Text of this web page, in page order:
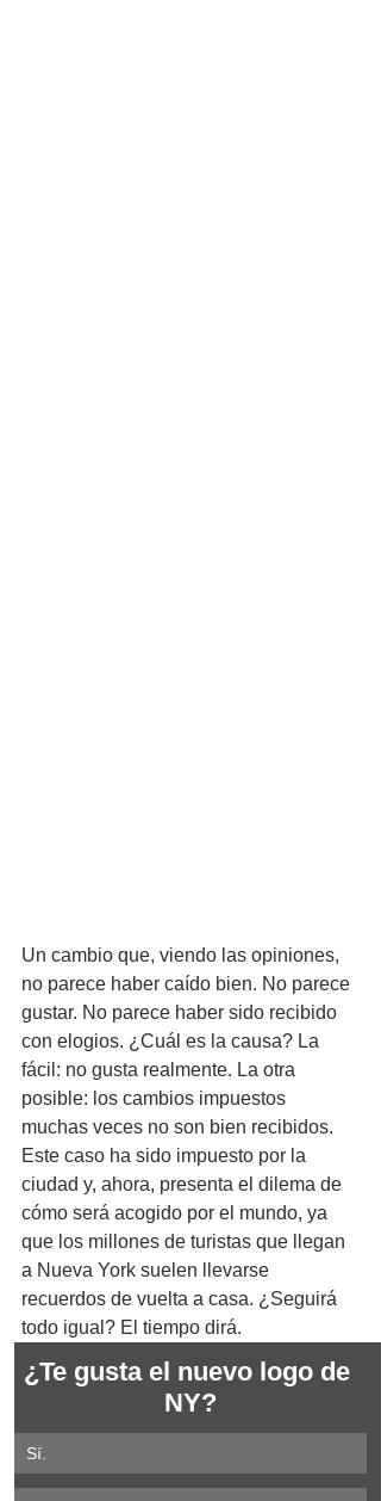
Un cambio que, viendo las opiniones,
no parece haber caído bien. No parece
gustar. No parece haber sido recibido
con elogios. ¿Cuál es la causa? La
fácil: no gusta realmente. La otra
posible: los cambios impuestos
muchas veces no son bien recibidos.
Este caso ha sido impuesto por la
ciudad y, ahora, presenta el dilema de
cómo será acogido por el mundo, ya
que los millones de turistas que llegan
a Nueva York suelen llevarse
recuerdos de vuelta a casa. ¿Seguirá
todo igual? El tiempo dirá.
¿Te gusta el nuevo logo de
NY?
Sí.